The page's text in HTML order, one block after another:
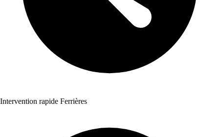
Intervention rapide Ferrières